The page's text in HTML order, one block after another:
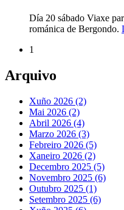
Día 20 sábado Viaxe
románica de Bergondo.
1
Arquivo
Xuño 2026 (2)
Mai 2026 (2)
Abril 2026 (4)
Marzo 2026 (3)
Febreiro 2026 (5)
Xaneiro 2026 (2)
Decembro 2025 (5)
Novembro 2025 (6)
Outubro 2025 (1)
Setembro 2025 (6)